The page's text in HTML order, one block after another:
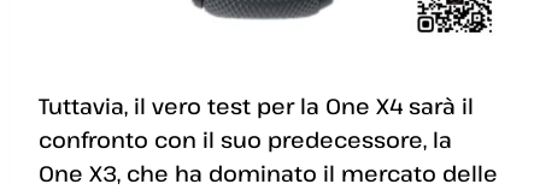
Tuttavia, il vero test per la One X4 sarà il
confronto con il suo predecessore, la
One X3, che ha dominato il mercato delle